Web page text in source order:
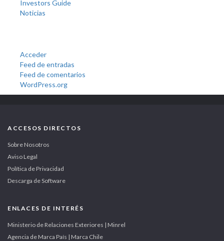
Investors Guide
Noticias
Acceder
Feed de entradas
Feed de comentarios
WordPress.org
ACCESOS DIRECTOS
Sobre Nosotros
Aviso Legal
Política de Privacidad
Descarga de Software
ENLACES DE INTERÉS
Ministerio de Relaciones Exteriores | Minrel
Agencia de Marca País | Marca Chile